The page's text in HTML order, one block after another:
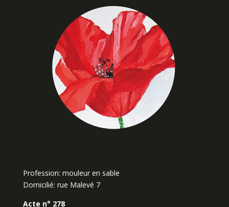
Profession: mouleur en sable
Domicilié: rue Malevé 7
Acte n° 278